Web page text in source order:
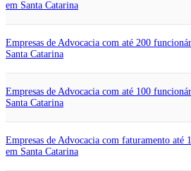
em Santa Catarina
Empresas de Advocacia com até 200
Santa Catarina
Empresas de Advocacia com até 100
Santa Catarina
Empresas de Advocacia com faturamento até
em Santa Catarina